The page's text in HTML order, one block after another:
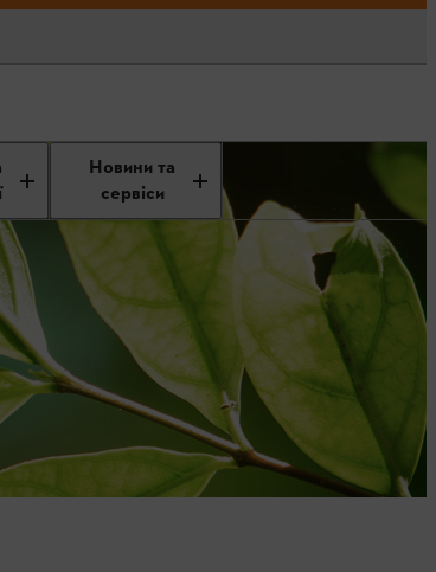
Новини та
сервіси